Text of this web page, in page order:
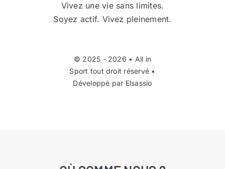
Vivez une vie sans limites.
Soyez actif. Vivez pleinement.
© 2025 - 2026 • All in
Sport tout droit réservé •
Développé par Elsassio